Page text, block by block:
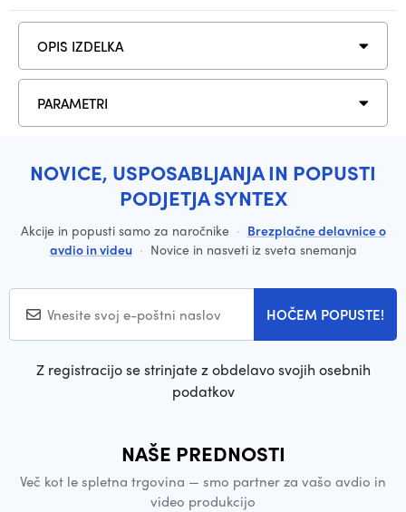
OPIS IZDELKA
PARAMETRI
NOVICE, USPOSABLJANJA IN POPUSTI
PODJETJA SYNTEX
Akcije in popusti samo za naročnike · Brezplačne delavnice o
avdio in videu · Novice in nasveti iz sveta snemanja
HOČEM POPUSTE!
Z registracijo se strinjate z obdelavo svojih osebnih
podatkov
NAŠE PREDNOSTI
Več kot le spletna trgovina — smo partner za vašo avdio in
video produkcijo